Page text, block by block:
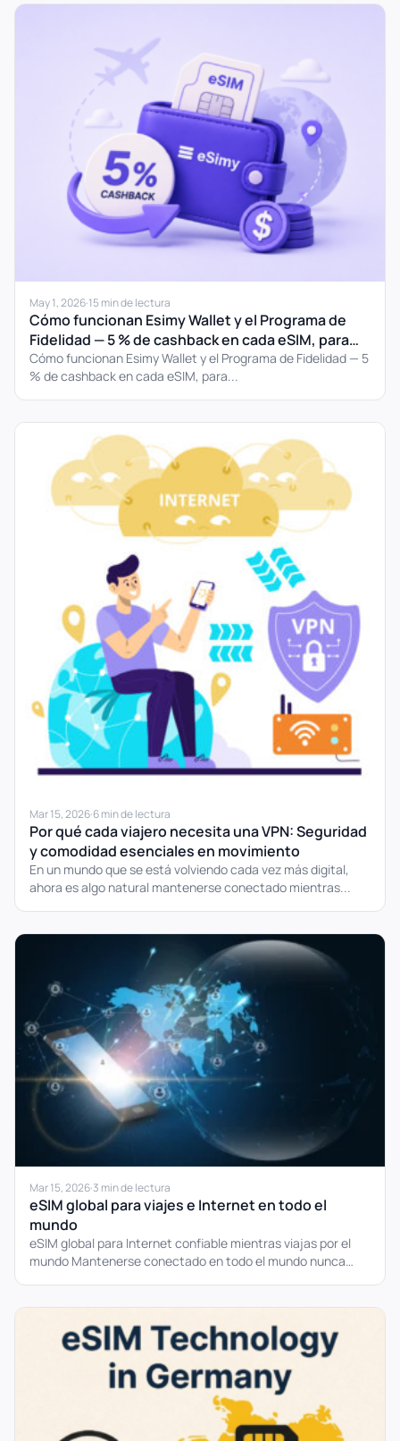
May 1, 2026·15 min de lectura
Cómo funcionan Esimy Wallet y el Programa de
Fidelidad — 5 % de cashback en cada eSIM, para
siempre
Cómo funcionan Esimy Wallet y el Programa de Fidelidad — 5
% de cashback en cada eSIM, para...
Mar 15, 2026·6 min de lectura
Por qué cada viajero necesita una VPN: Seguridad
y comodidad esenciales en movimiento
En un mundo que se está volviendo cada vez más digital,
ahora es algo natural mantenerse conectado mientras...
Mar 15, 2026·3 min de lectura
eSIM global para viajes e Internet en todo el
mundo
eSIM global para Internet confiable mientras viajas por el
mundo Mantenerse conectado en todo el mundo nunca